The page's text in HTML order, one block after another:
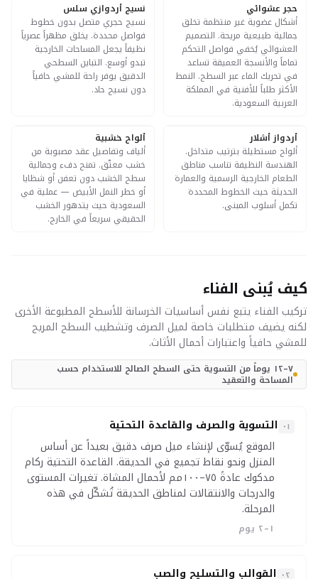
حجر عشوائي
أشكال عضوية غير منتظمة تخلق
جمالية طبيعية مريحة. التصميم
العشوائي يُخفي فواصل التحكم
تماماً والأنسجة العميقة تساعد
في تحريك الماء عبر السطح. النمط
الأكثر طلباً للأفنية في المملكة
العربية السعودية.
نسيج أردوازي سلس
نسيج حجري متصل بدون خطوط
فواصل محددة. يخلق مظهراً عصرياً
نظيفاً يجعل المساحات الخارجية
تبدو أوسع. التباين السطحي
الدقيق يوفر راحة للمشي حافياً
دون نسيج حاد.
أردواز أشلار
ألواح مستطيلة بترتيب متداخل.
الهندسة النظيفة تناسب مناطق
الطعام الخارجية الرسمية والعمارة
الحديثة حيث الخطوط المحددة
تكمل أسلوب المبنى.
ألواح خشبية
ألياف وتفاصيل عقد مصبوبة من
خشب معتّق. تمنح دفء وجمالية
سطح الخشب دون تعفن أو شظايا
أو خطر النمل الأبيض — عملية في
السعودية حيث يتدهور الخشب
الحقيقي سريعاً في الخارج.
كيف يُبنى الفناء
تركيب الفناء يتبع نفس أساسيات الخرسانة للأسطح المطبوعة الأخرى
لكنه يضيف متطلبات خاصة لميل الصرف وتشطيب السطح المريح
للمشي حافياً واعتبارات أحمال الأثاث.
٧–١٢ يوماً من التسوية حتى السطح الصالح للاستخدام حسب
المساحة والتعقيد
٠١ التسوية والصرف والقاعدة التحتية
الموقع يُسوّى لإنشاء ميل صرف دقيق بعيداً عن أساس
المنزل ونحو نقاط تجميع في الحديقة. القاعدة التحتية ركام
مدكوك عادةً ٧٥–١٠٠مم لأحمال المشاة. تغيرات المستوى
والدرجات والانتقالات لمناطق الحديقة تُشكّل في هذه
المرحلة.
١–٢ يوم
٠٢ القوالب والتسليح والصب